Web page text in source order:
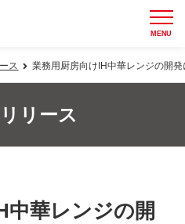
MENU
ス 業務用厨房向けIH中華レンジの開
リース
中華レンジの開